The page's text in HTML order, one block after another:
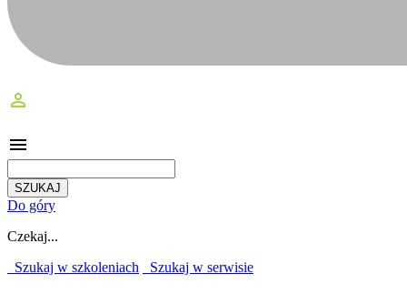
perm_identity
menu
Do góry
Czekaj...
Szukaj w szkoleniach
Szukaj w serwisie